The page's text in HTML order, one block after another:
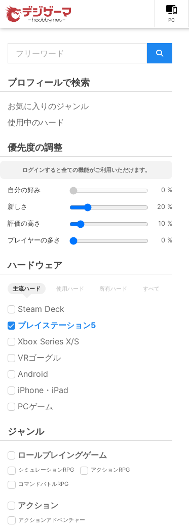
PC
プロフィールで検索
お気に入りのジャンル
使用中のハード
優先度の調整
ログインすると全ての機能がご利用いただけます。
自分の好み 0 %
新しさ 20 %
評価の高さ 10 %
プレイヤーの多さ 0 %
ハードウェア
主流ハード 使用ハード 所有ハード すべて
Steam Deck
プレイステーション5
Xbox Series X/S
VRゴーグル
Android
iPhone・iPad
PCゲーム
ジャンル
ロールプレイングゲーム
シミュレーションRPG アクションRPG
コマンドバトルRPG
アクション
アクションアドベンチャー